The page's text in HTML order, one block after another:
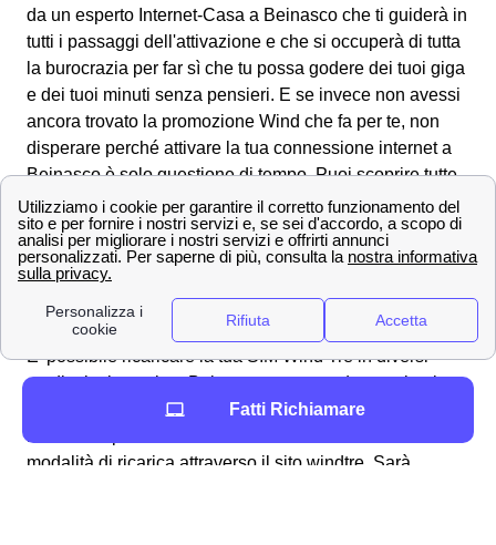
da un esperto Internet-Casa a Beinasco che ti guiderà in
tutti i passaggi dell'attivazione e che si occuperà di tutta
la burocrazia per far sì che tu possa godere dei tuoi giga
e dei tuoi minuti senza pensieri. E se invece non avessi
ancora trovato la promozione Wind che fa per te, non
disperare perché attivare la tua connessione internet a
Beinasco è solo questione di tempo. Puoi scoprire tutte
le offerte andando sulla pagina delleofferte Wind Trea
Beinasco per visualizzare tutte le promozioni e tariffe
che Wind ti mette a disposizione e scegliere con cura.
Servizi Extra e ricariche Wind Tre a Beinasco
Come ricaricare la tua SIM WindTre a Beinasco
E' possibile ricaricare la tua SIM Wind Tre in diversi
modi: al tabaccaio a Beinasco, comprando una ricarica
grattabile, o tramite la propria banca. Però Wind tre
modalità di ricarica attraverso il sito windtre. Sarà
Fatti Richiamare